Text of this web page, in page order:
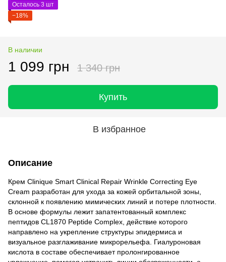
Осталось 3 шт
−18%
В наличии
1 099 грн 1 340 грн
Купить
В избранное
Описание
Крем Clinique Smart Clinical Repair Wrinkle Correcting Eye
Cream разработан для ухода за кожей орбитальной зоны,
склонной к появлению мимических линий и потере плотности.
В основе формулы лежит запатентованный комплекс
пептидов CL1870 Peptide Complex, действие которого
направлено на укрепление структуры эпидермиса и
визуальное разглаживание микрорельефа. Гиалуроновая
кислота в составе обеспечивает пролонгированное